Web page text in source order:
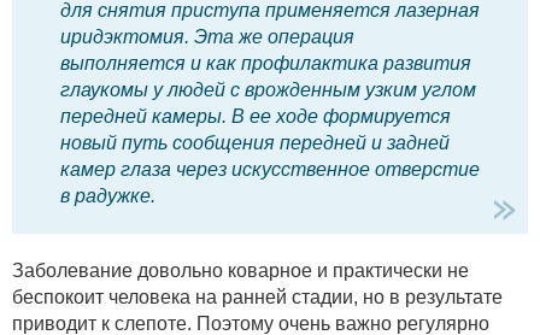
для снятия приступа применяется лазерная
иридэктомия. Эта же операция
выполняется и как профилактика развития
глаукомы у людей с врожденным узким углом
передней камеры. В ее ходе формируется
новый путь сообщения передней и задней
камер глаза через искусственное отверстие
в радужке.
Заболевание довольно коварное и практически не
беспокоит человека на ранней стадии, но в результате
приводит к слепоте. Поэтому очень важно регулярно